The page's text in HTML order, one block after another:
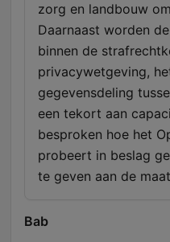
zorg en landbouw
Daarnaast worden
binnen de
privacywetgeving,
gegevensdeling
een tekort aan
besproken hoe het
probeert in beslag
te geven aan de
Bab